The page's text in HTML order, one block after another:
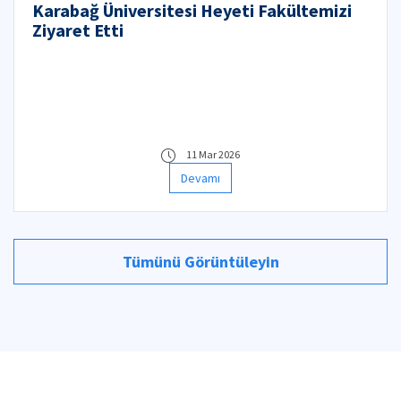
Karabağ Üniversitesi Heyeti Fakültemizi
Ziyaret Etti
11 Mar 2026
Devamı
Tümünü Görüntüleyin